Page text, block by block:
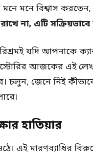
মনে বিশ্বাস করতেন,
না, এটি
যদি আপনাকে
আজকের এই
চলুন, জেনে নিই
হাতিয়ার
এই মারণব্যাধির